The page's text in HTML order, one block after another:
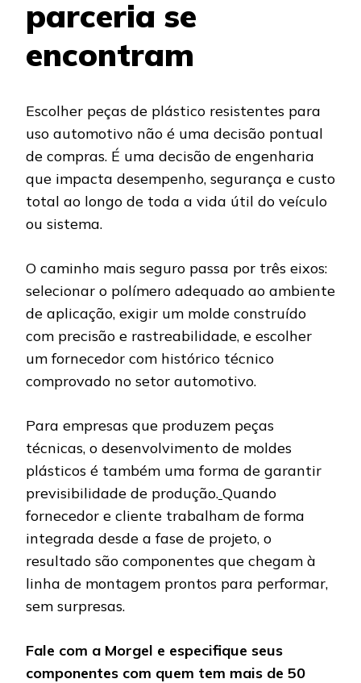
parceria se
encontram
Escolher peças de plástico resistentes para
uso automotivo não é uma decisão pontual
de compras. É uma decisão de engenharia
que impacta desempenho, segurança e custo
total ao longo de toda a vida útil do veículo
ou sistema.
O caminho mais seguro passa por três eixos:
selecionar o polímero adequado ao ambiente
de aplicação, exigir um molde construído
com precisão e rastreabilidade, e escolher
um fornecedor com histórico técnico
comprovado no setor automotivo.
Para empresas que produzem peças
técnicas, o desenvolvimento de moldes
plásticos é também uma forma de garantir
previsibilidade de produção. Quando
fornecedor e cliente trabalham de forma
integrada desde a fase de projeto, o
resultado são componentes que chegam à
linha de montagem prontos para performar,
sem surpresas.
Fale com a Morgel e especifique seus
componentes com quem tem mais de 50